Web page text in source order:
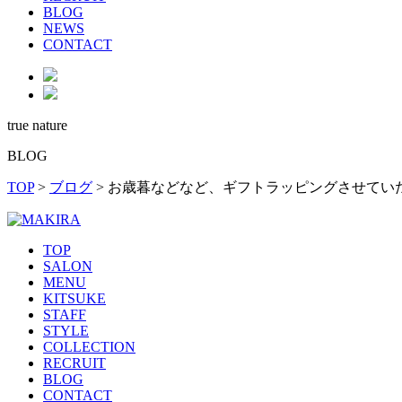
BLOG
NEWS
CONTACT
true nature
BLOG
TOP> ブログ > お歳暮などなど、ギフトラッピングさせてい
TOP
SALON
MENU
KITSUKE
STAFF
STYLE
COLLECTION
RECRUIT
BLOG
CONTACT